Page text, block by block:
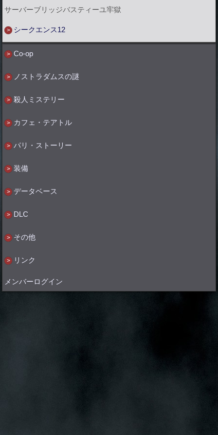
サーバーブリッジバスティーユ牢獄
シークエンス12
Co-op
ノストラダムスの謎
殺人ミステリー
カフェ・テアトル
パリ・ストーリー
装備
データベース
DLC
その他
リンク
メンバーログイン